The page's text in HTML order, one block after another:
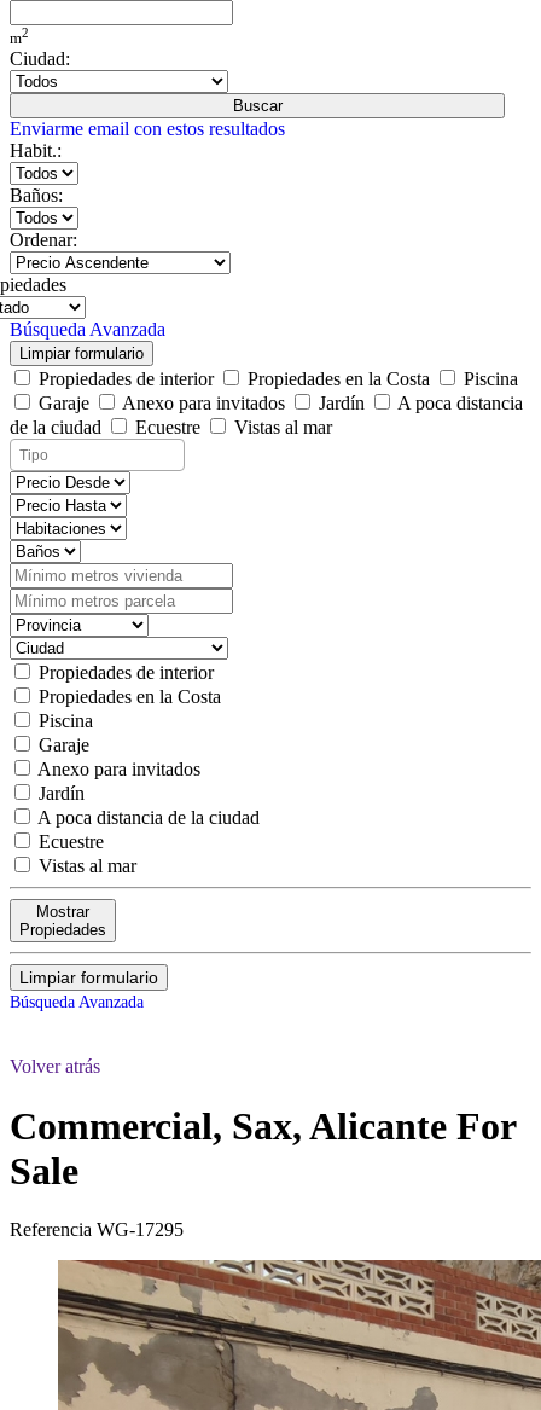
m2
Ciudad:
Buscar
Enviarme email con estos resultados
Habit.:
Baños:
Ordenar:
Búsqueda Avanzada
Limpiar formulario
Propiedades de interior Propiedades en la Costa
Piscina
Garaje
Anexo para invitados Jardín
A poca distancia
de la ciudad
Ecuestre Vistas al mar
Propiedades de interior
Propiedades en la Costa
Piscina
Garaje
Anexo para invitados
Jardín
A poca distancia de la ciudad
Ecuestre
Vistas al mar
Mostrar
Propiedades
Limpiar formulario
Búsqueda Avanzada
Volver atrás
Commercial, Sax, Alicante For
Sale
Referencia WG-17295